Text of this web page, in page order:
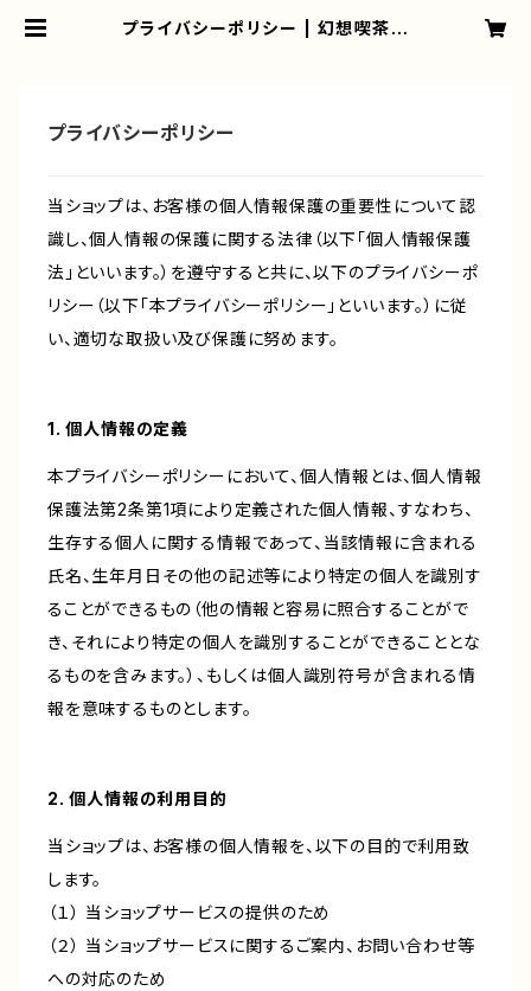
プライバシーポリシー | 幻想喫茶店
プライバシーポリシー
当ショップは、お客様の個人情報保護の重要性について認
識し、個人情報の保護に関する法律（以下「個人情報保護
法」といいます。）を遵守すると共に、以下のプライバシーポ
リシー（以下「本プライバシーポリシー」といいます。）に従
い、適切な取扱い及び保護に努めます。
1. 個人情報の定義
本プライバシーポリシーにおいて、個人情報とは、個人情報
保護法第2条第1項により定義された個人情報、すなわち、
生存する個人に関する情報であって、当該情報に含まれる
氏名、生年月日その他の記述等により特定の個人を識別す
ることができるもの（他の情報と容易に照合することがで
き、それにより特定の個人を識別することができることとな
るものを含みます。）、もしくは個人識別符号が含まれる情
報を意味するものとします。
2. 個人情報の利用目的
当ショップは、お客様の個人情報を、以下の目的で利用致
します。
（１） 当ショップサービスの提供のため
（２） 当ショップサービスに関するご案内、お問い合わせ等
への対応のため